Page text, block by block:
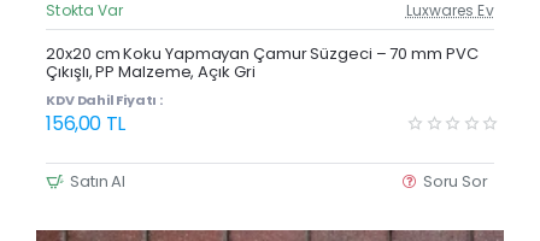
Güncel Fiyat
Yeni Ürün
Stokta Var Luxwares Ev
20x20 cm Koku Yapmayan Çamur Süzgeci – 70 mm PVC
Çıkışlı, PP Malzeme, Açık Gri
KDV Dahil Fiyatı :
156,00 TL
Satın Al Soru Sor